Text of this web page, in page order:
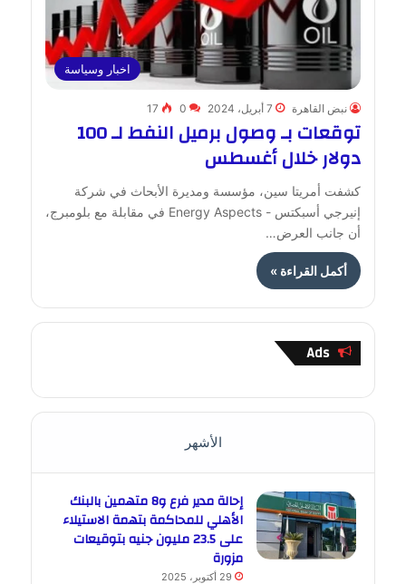
اخبار وسياسة
نبض القاهرة 7 أبريل، 2024 0
17
توقعات بـ وصول برميل النفط لـ 100
دولار خلال أغسطس
كشفت أمريتا سين، مؤسسة ومديرة الأبحاث في شركة
إنيرجي أسبكتس - Energy Aspects في مقابلة مع بلومبرج،
أن جانب العرض…
أكمل القراءة »
Ads
الأشهر
إحالة مدير فرع و8 متهمين بالبنك
الأهلي للمحاكمة بتهمة الاستيلاء
على 23.5 مليون جنيه بتوقيعات
مزورة
29 أكتوبر، 2025